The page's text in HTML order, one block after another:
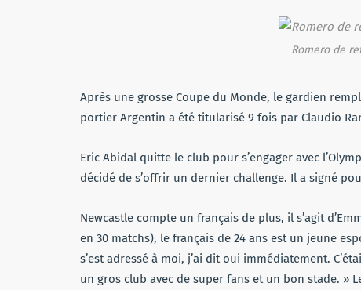
Romero de
Après une grosse Coupe du Monde, le gardien
portier Argentin a été titularisé 9 fois par Claudio
Eric Abidal quitte le club pour s’engager avec
décidé de s’offrir un dernier challenge. Il a signé
Newcastle compte un français de plus, il s’agit
en 30 matchs), le français de 24 ans est un jeune
s’est adressé à moi, j’ai dit oui immédiatement.
un gros club avec de super fans et un bon stade. »